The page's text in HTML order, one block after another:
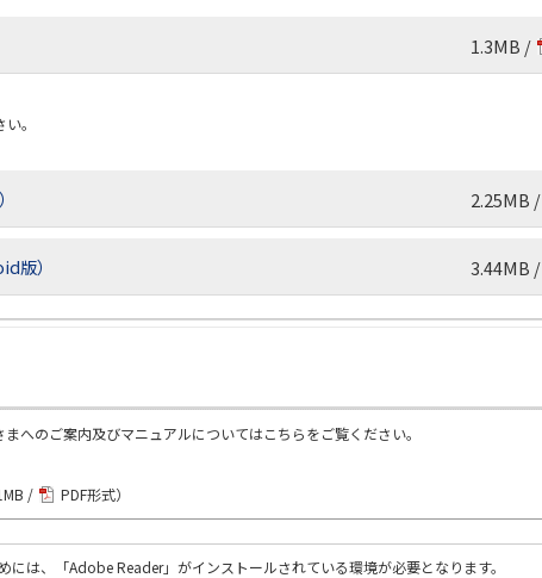
1.3MB /
。
2.25MB /
版） 3.44MB /
へのご案内及びマニュアルについてはこちらをご覧ください。
/ PDF形式）
には、「Adobe Reader」がインストールされている環境が必要となります。